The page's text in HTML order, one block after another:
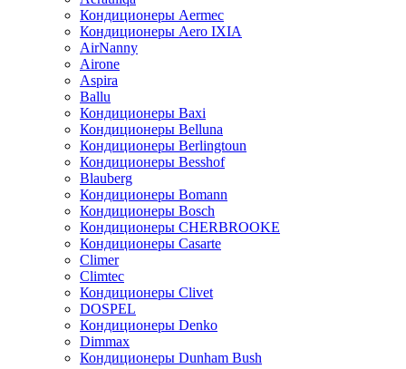
Кондиционеры Aermec
Кондиционеры Aero IXIA
AirNanny
Airone
Aspira
Ballu
Кондиционеры Baxi
Кондиционеры Belluna
Кондиционеры Berlingtoun
Кондиционеры Besshof
Blauberg
Кондиционеры Bomann
Кондиционеры Bosch
Кондиционеры CHERBROOKE
Кондиционеры Casarte
Climer
Climtec
Кондиционеры Clivet
DOSPEL
Кондиционеры Denko
Dimmax
Кондиционеры Dunham Bush